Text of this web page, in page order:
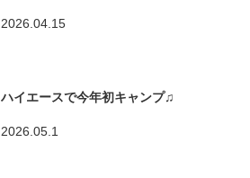
2026.04.15
ハイエースで今年初キャンプ♫
2026.05.1